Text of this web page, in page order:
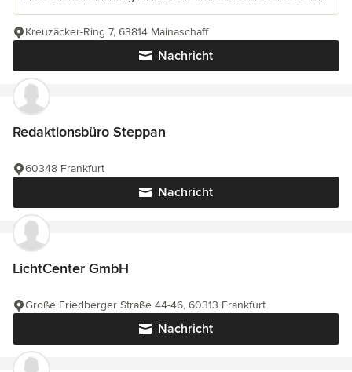
Nachricht
Kreuzäcker-Ring 7, 63814 Mainaschaff
Redaktionsbüro Steppan
Nachricht
60348 Frankfurt
LichtCenter GmbH
Nachricht
Große Friedberger Straße 44-46, 60313 Frankfurt